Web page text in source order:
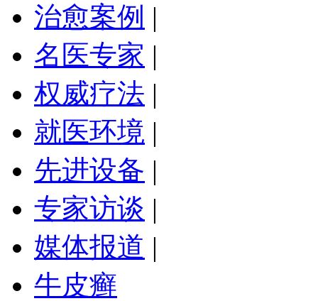
治愈案例 |
名医专家 |
权威疗法 |
就医环境 |
先进设备 |
专家访谈 |
媒体报道 |
牛皮癣